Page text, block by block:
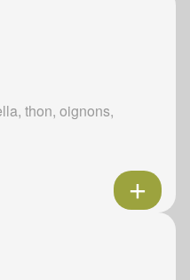
thon, oignons,